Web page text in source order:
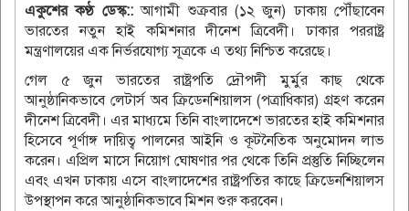
একুশের কণ্ঠ ডেস্ক::আগামী শুক্রবার (১২ জুন) ঢাকায় পৌঁছাবেন
ভারতের নতুন হাই কমিশনার দীনেশ ত্রিবেদী। ঢাকার পররাষ্ট্র
মন্ত্রণালয়ের এক নির্ভরযোগ্য সূত্রকে এ তথ্য নিশ্চিত করেছে।
গেল ৫ জুন ভারতের রাষ্ট্রপতি দ্রৌপদী মুর্মুর কাছ থেকে
আনুষ্ঠানিকভাবে লেটার্স অব ক্রিডেনশিয়ালস (পত্রাধিকার) গ্রহণ করেন
দীনেশ ত্রিবেদী। এর মাধ্যমে তিনি বাংলাদেশে ভারতের হাই কমিশনার
হিসেবে পূর্ণাঙ্গ দায়িত্ব পালনের আইনি ও কূটনৈতিক অনুমোদন লাভ
করেন। এপ্রিল মাসে নিয়োগ ঘোষণার পর থেকে তিনি প্রস্তুতি নিচ্ছিলেন
এবং এখন ঢাকায় এসে বাংলাদেশের রাষ্ট্রপতির কাছে ক্রিডেনশিয়ালস
উপস্থাপন করে আনুষ্ঠানিকভাবে মিশন শুরু করবেন।